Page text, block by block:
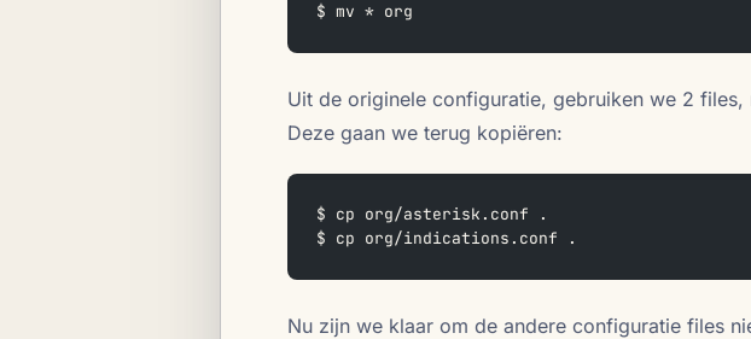
$ mv * org
Uit de originele configuratie, gebruiken we 2
Deze gaan we terug kopiëren:
$ cp org/asterisk.conf .
$ cp org/indications.conf .
Nu zijn we klaar om de andere configuratie files